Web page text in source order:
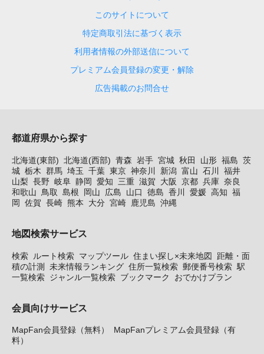
このサイトについて
特定商取引法に基づく表示
利用者情報の外部送信について
プレミアム会員登録の変更・解除
広告掲載のお問合せ
都道府県から探す
北海道(東部) 北海道(西部) 青森 岩手 宮城 秋田 山形 福島 茨
城 栃木 群馬 埼玉 千葉 東京 神奈川 新潟 富山 石川
福井
山梨 長野 岐阜 静岡 愛知 三重 滋賀 大阪 京都 兵庫 奈良
和歌山
鳥取 島根 岡山 広島 山口 徳島 香川 愛媛 高知 福
岡
佐賀 長崎 熊本 大分 宮崎 鹿児島 沖縄
地図検索サービス
検索 ルート検索 マップツール 住まい探し×未来地図
距離・面
積の計測 未来情報ランキング 住所一覧検索 郵便番号検索 駅
一覧検索 ジャンル一覧検索 ブックマーク おでかけプラン
会員向けサービス
MapFan会員登録（無料）
MapFanプレミアム会員登録（有
料）